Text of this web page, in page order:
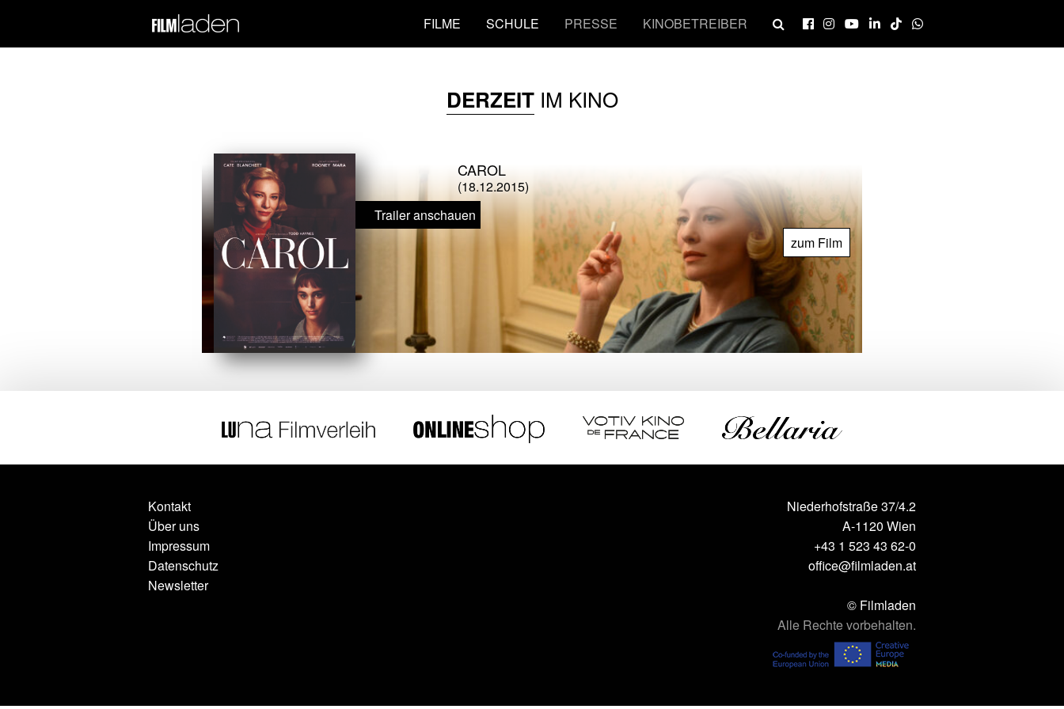
FILME SCHULE PRESSE KINOBETREIBER
DERZEITIM KINO
CAROL
(18.12.2015)
Trailer anschauen
zum Film
Kontakt
Über uns
Impressum
Datenschutz
Newsletter
Niederhofstraße 37/4.2
A-1120 Wien
+43 1 523 43 62-0
office@filmladen.at
© Filmladen
Alle Rechte vorbehalten.